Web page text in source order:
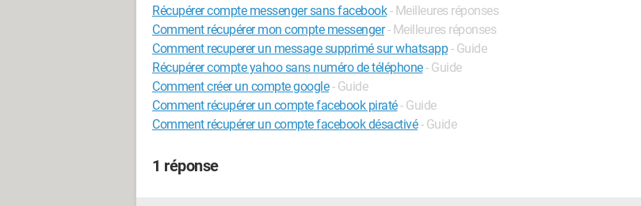
Récupérer compte messenger sans facebook - Meilleures réponses
Comment récupérer mon compte messenger - Meilleures réponses
Comment recuperer un message supprimé sur whatsapp - Guide
Récupérer compte yahoo sans numéro de téléphone- Guide
Comment créer un compte google - Guide
Comment récupérer un compte facebook piraté- Guide
Comment récupérer un compte facebook désactivé - Guide
1 réponse